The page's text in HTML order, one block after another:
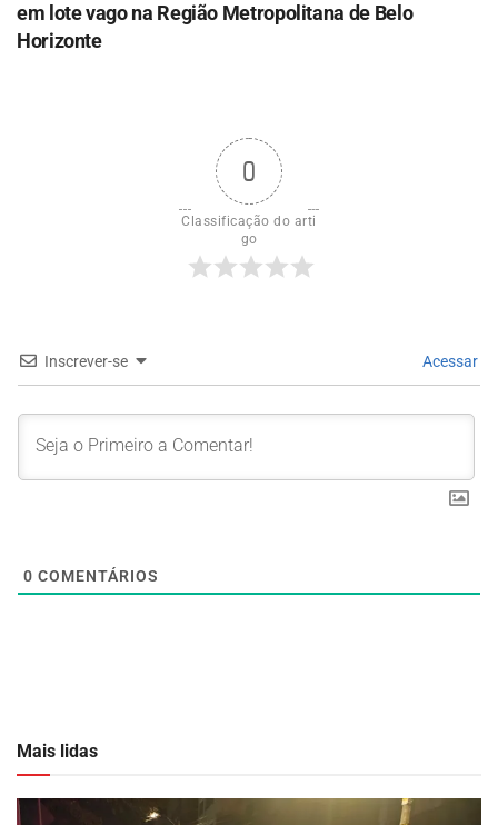
em lote vago na Região Metropolitana de Belo
Horizonte
0
Classificação do arti
go
Inscrever-se Acessar
0 COMENTÁRIOS
Mais lidas